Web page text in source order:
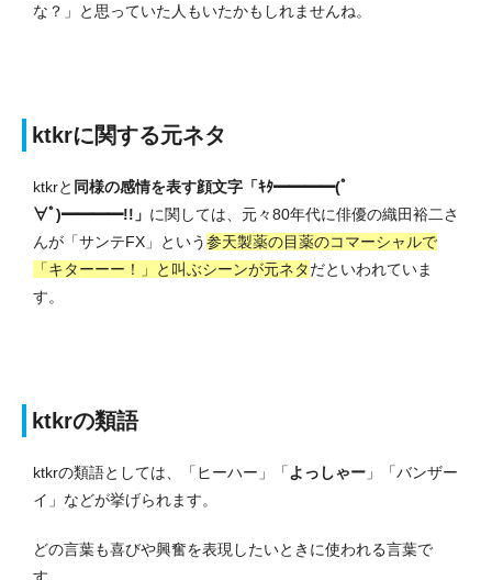
な？」と思っていた人もいたかもしれませんね。
ktkrに関する元ネタ
ktkrと 同様の感情を表す顔文字「ｷﾀ━━━━(ﾟ
∀ﾟ)━━━━!!」 に関しては、元々80年代に俳優の織田裕二さ
んが「サンテFX」という参天製薬の目薬のコマーシャルで
「キターーー！」と叫ぶシーンが元ネタだといわれていま
す。
ktkrの類語
ktkrの類語としては、「ヒーハー」「 よっしゃー 」「バンザー
イ」などが挙げられます。
どの言葉も喜びや興奮を表現したいときに使われる言葉で
す。